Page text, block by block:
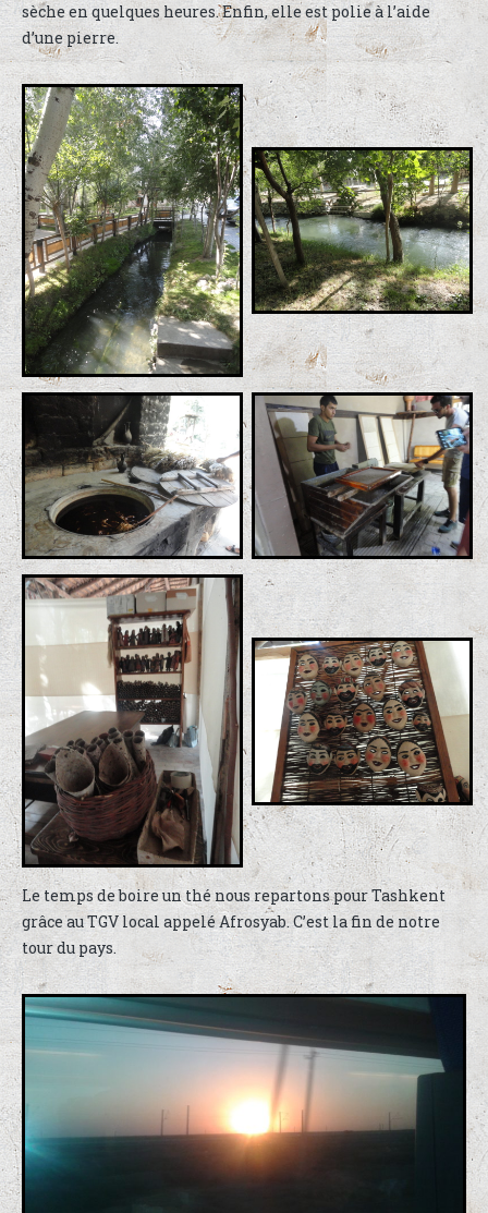
sèche en quelques heures. Enfin, elle est polie à l’aide
d’une pierre.
Le temps de boire un thé nous repartons pour Tashkent
grâce au TGV local appelé Afrosyab. C’est la fin de notre
tour du pays.